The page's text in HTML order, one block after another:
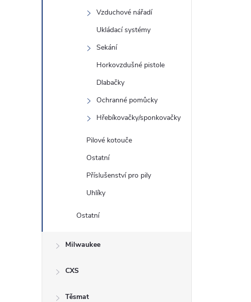
Vzduchové nářadí
Ukládací systémy
Sekání
Horkovzdušné pistole
Dlabačky
Ochranné pomůcky
Hřebíkovačky/sponkovačky
Pilové kotouče
Ostatní
Příslušenství pro pily
Uhlíky
Ostatní
Milwaukee
CXS
Těsmat